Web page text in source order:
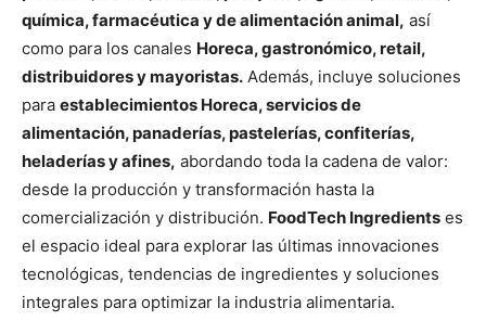
química, farmacéutica y de alimentación animal, así
como para los canales Horeca, gastronómico, retail,
distribuidores y mayoristas. Además, incluye soluciones
para establecimientos Horeca, servicios de
alimentación, panaderías, pastelerías, confiterías,
heladerías y afines, abordando toda la cadena de valor:
desde la producción y transformación hasta la
comercialización y distribución. FoodTech Ingredients es
el espacio ideal para explorar las últimas innovaciones
tecnológicas, tendencias de ingredientes y soluciones
integrales para optimizar la industria alimentaria.